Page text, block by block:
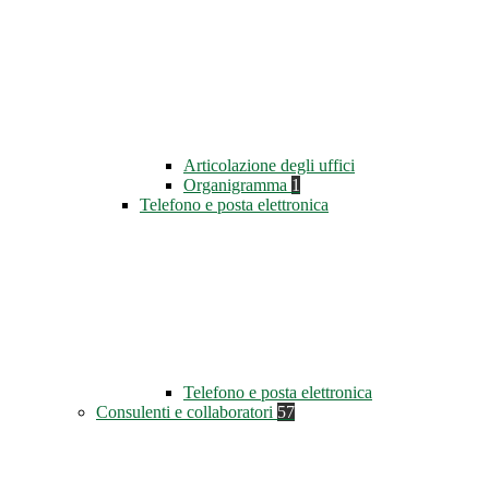
Articolazione degli uffici
Organigramma 1
Telefono e posta elettronica
Telefono e posta elettronica
Consulenti e collaboratori 57